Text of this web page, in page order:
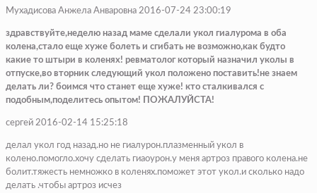
Мухадисова Анжела Анваровна 2016-07-24 23:00:19
здравствуйте,неделю назад маме сделали укол гиалурома в оба
колена,стало еще хуже болеть и сгибать не возможно,как будто
какие то штыри в коленях! ревматолог который назначил уколы в
отпуске,во вторник следующий укол положено поставить!не знаем
делать ли? боимся что станет еще хуже! кто сталкивался с
подобным,поделитесь опытом! ПОЖАЛУЙСТА!
сергей 2016-02-14 15:25:18
делал укол год назад.но не гиалурон.плазменный укол в
колено.помогло.хочу сделать гиаоурон.у меня артроз правого колена.не
болит.тяжесть немножко в коленях.поможет этот укол.и сколько надо
делать .чтобы артроз исчез